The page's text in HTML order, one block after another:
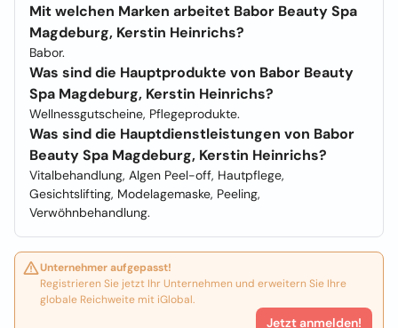
Mit welchen Marken arbeitet Babor Beauty Spa
Magdeburg, Kerstin Heinrichs?
Babor.
Was sind die Hauptprodukte von Babor Beauty
Spa Magdeburg, Kerstin Heinrichs?
Wellnessgutscheine, Pflegeprodukte.
Was sind die Hauptdienstleistungen von Babor
Beauty Spa Magdeburg, Kerstin Heinrichs?
Vitalbehandlung, Algen Peel-off, Hautpflege,
Gesichtslifting, Modelagemaske, Peeling,
Verwöhnbehandlung.
Unternehmer aufgepasst!
Registrieren Sie jetzt Ihr Unternehmen und erweitern Sie Ihre
globale Reichweite mit iGlobal.
Jetzt anmelden!